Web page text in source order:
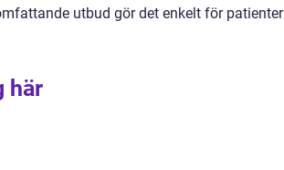
utbud gör det enkelt för patienter
här